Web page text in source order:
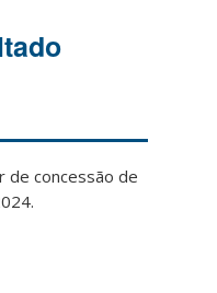
de concessão de